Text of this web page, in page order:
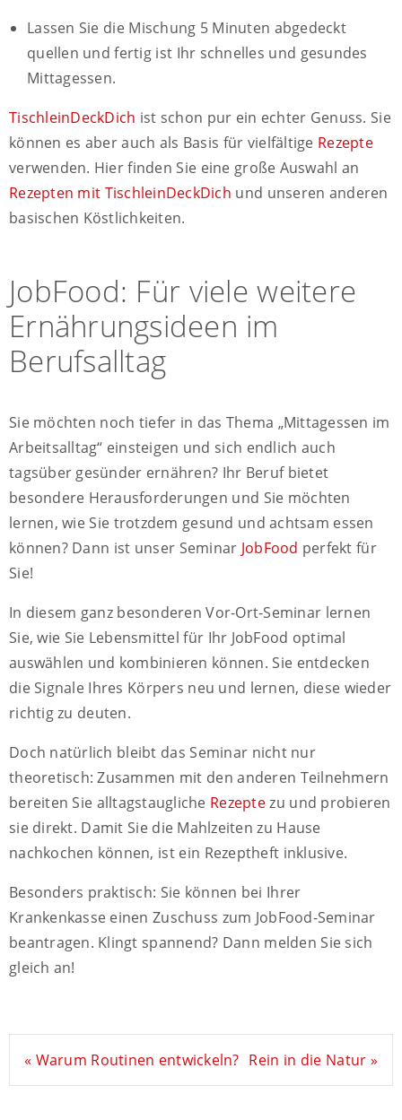
Lassen Sie die Mischung 5 Minuten abgedeckt
quellen und fertig ist Ihr schnelles und gesundes
Mittagessen.
TischleinDeckDich ist schon pur ein echter Genuss. Sie
können es aber auch als Basis für vielfältige Rezepte
verwenden. Hier finden Sie eine große Auswahl an
Rezepten mit TischleinDeckDich und unseren anderen
basischen Köstlichkeiten.
JobFood: Für viele weitere
Ernährungsideen im
Berufsalltag
Sie möchten noch tiefer in das Thema „Mittagessen im
Arbeitsalltag“ einsteigen und sich endlich auch
tagsüber gesünder ernähren? Ihr Beruf bietet
besondere Herausforderungen und Sie möchten
lernen, wie Sie trotzdem gesund und achtsam essen
können? Dann ist unser Seminar JobFood perfekt für
Sie!
In diesem ganz besonderen Vor-Ort-Seminar lernen
Sie, wie Sie Lebensmittel für Ihr JobFood optimal
auswählen und kombinieren können. Sie entdecken
die Signale Ihres Körpers neu und lernen, diese wieder
richtig zu deuten.
Doch natürlich bleibt das Seminar nicht nur
theoretisch: Zusammen mit den anderen Teilnehmern
bereiten Sie alltagstaugliche Rezeptezu und probieren
sie direkt. Damit Sie die Mahlzeiten zu Hause
nachkochen können, ist ein Rezeptheft inklusive.
Besonders praktisch: Sie können bei Ihrer
Krankenkasse einen Zuschuss zum JobFood-Seminar
beantragen. Klingt spannend? Dann melden Sie sich
gleich an!
« Warum Routinen entwickeln? Rein in die Natur »